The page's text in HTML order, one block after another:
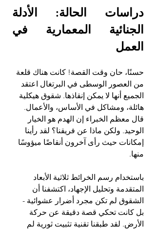
العمل
حسنًا، حان وقت القصة! كانت هناك قلعة
من العصور الوسطى في البرتغال اعتقد
الجميع أنها لا يمكن إنقاذها. شقوق هيكلية
هائلة، ومشاكل في الأساس، والأعمال.
قال معظم الخبراء إن الهدم هو الخيار
الوحيد. ولكن ماذا عن فريقنا؟ لقد رأينا
إمكانات حيث رأى آخرون أنقاضًا ميؤوسًا
منها.
باستخدام رسم الخرائط ثلاثية الأبعاد
المتقدمة وتحليل الإجهاد، اكتشفنا أن
الشقوق لم تكن مجرد أضرار عشوائية -
بل كانت تحكي قصة دقيقة عن حركة
الأرض. لقد طبقنا تقنية تثبيت ثورية لم